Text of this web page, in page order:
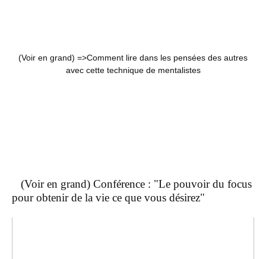
(Voir en grand) =>Comment lire dans les pensées des autres
avec cette technique de mentalistes
(Voir en grand) Conférence : "Le pouvoir du focus
pour obtenir de la vie ce que vous désirez"